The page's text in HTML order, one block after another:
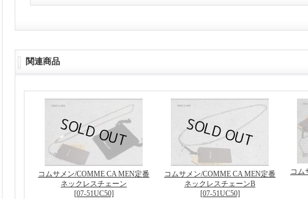
関連商品
コムサメン/COMME CA MEN定番
ネックレスチェーン
[07-51UC50]
コムサメン/COMME CA MEN定番
ネックレスチェーンB
[07-51UC50]
コム